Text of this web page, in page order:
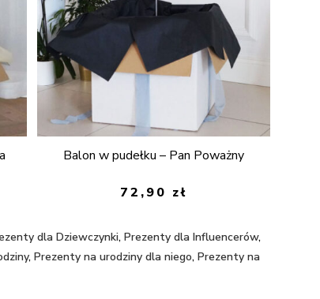
Balon w pudełku – Pan Poważny
72,90 zł
dla Dziewczynki,Prezenty dla Influencerów,
,Prezenty na urodziny dla niego,Prezenty na